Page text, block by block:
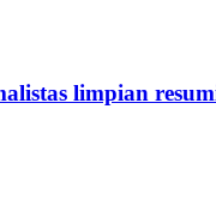
limpian